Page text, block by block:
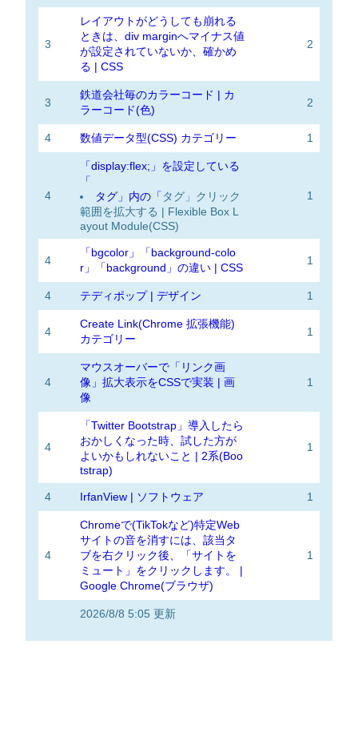
3
レイアウトがどうしても崩れる
ときは、div marginへマイナス値
が設定されていないか、確かめ
る | CSS
2
3
鉄道会社毎のカラーコード | カ
ラーコード(色)
2
4 数値データ型(CSS) カテゴリー 1
4
「display:flex;」を設定している
「
タグ」内の「 タグ」クリック
範囲を拡大する | Flexible Box L
ayout Module(CSS)
1
4
「bgcolor」「background-colo
r」「background」の違い | CSS
1
4 テディポップ | デザイン 1
4
Create Link(Chrome 拡張機能)
カテゴリー
1
4
マウスオーバーで「リンク画
像」拡大表示をCSSで実装 | 画
像
1
4
「Twitter Bootstrap」導入したら
おかしくなった時、試した方が
よいかもしれないこと | 2系(Boo
tstrap)
1
4 IrfanView | ソフトウェア 1
4
Chromeで(TikTokなど)特定Web
サイトの音を消すには、該当タ
ブを右クリック後、「サイトを
ミュート」をクリックします。 |
Google Chrome(ブラウザ)
1
2026/8/8 5:05 更新